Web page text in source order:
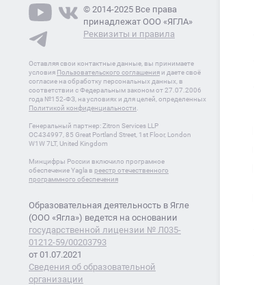
© 2014-2025 Все права
принадлежат ООО «ЯГЛА»
Реквизиты и правила
Оставляя свои контактные данные, вы принимаете
условия Пользовательского соглашения и даете своё
согласие на обработку персональных данных, в
соответствии с Федеральным законом от 27.07.2006
года №152-ФЗ, на условиях и для целей, определенных
Политикой конфиденциальности
Генеральный партнер: Zitron Services LLP
OC434997, 85 Great Portland Street, 1st Floor, London
W1W 7LT, United Kingdom
Минцифры России включило програмное
обеспечение Yagla в реестр отечественного
программного обеспечения
Образовательная деятельность в Ягле
(ООО «Ягла») ведется на основании
государственной лицензии № Л035-
01212-59/00203793
от 01.07.2021
Сведения об образовательной
организации